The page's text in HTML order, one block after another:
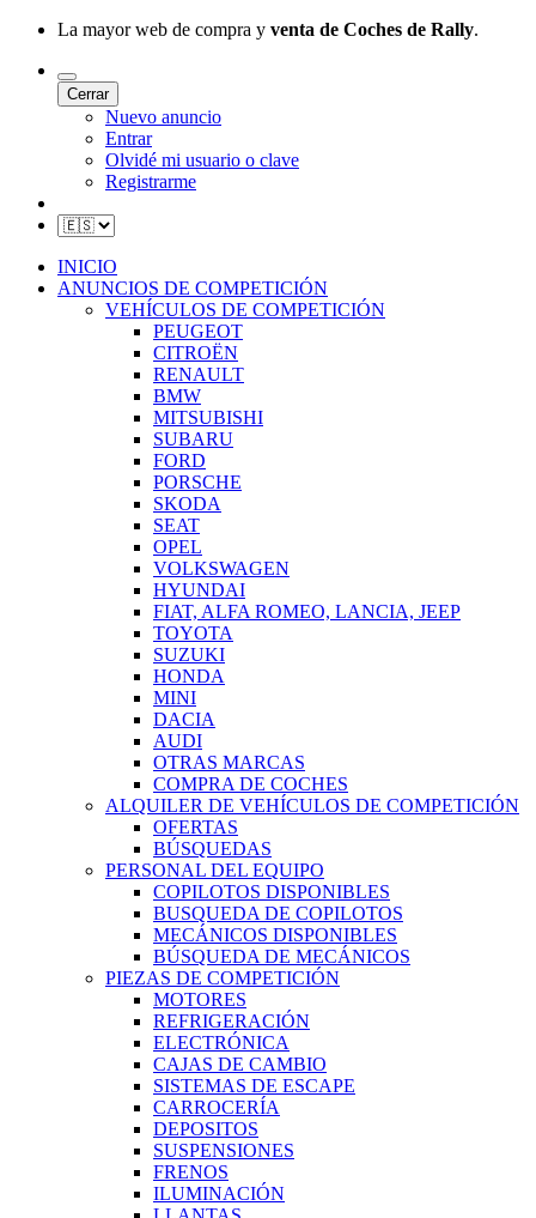
La mayor web de compra y venta de Coches de Rally.
Cerrar
Nuevo anuncio
Entrar
Olvidé mi usuario o clave
Registrarme
INICIO
ANUNCIOS DE COMPETICIÓN
VEHÍCULOS DE COMPETICIÓN
PEUGEOT
CITROËN
RENAULT
BMW
MITSUBISHI
SUBARU
FORD
PORSCHE
SKODA
SEAT
OPEL
VOLKSWAGEN
HYUNDAI
FIAT, ALFA ROMEO, LANCIA, JEEP
TOYOTA
SUZUKI
HONDA
MINI
DACIA
AUDI
OTRAS MARCAS
COMPRA DE COCHES
ALQUILER DE VEHÍCULOS DE COMPETICIÓN
OFERTAS
BÚSQUEDAS
PERSONAL DEL EQUIPO
COPILOTOS DISPONIBLES
BUSQUEDA DE COPILOTOS
MECÁNICOS DISPONIBLES
BÚSQUEDA DE MECÁNICOS
PIEZAS DE COMPETICIÓN
MOTORES
REFRIGERACIÓN
ELECTRÓNICA
CAJAS DE CAMBIO
SISTEMAS DE ESCAPE
CARROCERÍA
DEPOSITOS
SUSPENSIONES
FRENOS
ILUMINACIÓN